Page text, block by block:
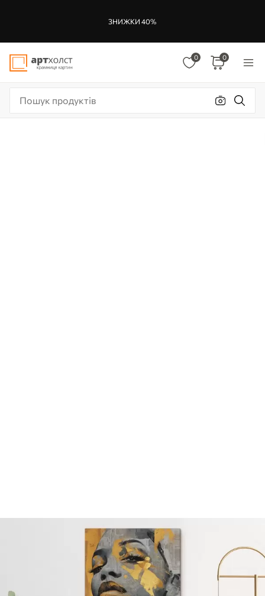
ЗНИЖКИ 40%
0 0